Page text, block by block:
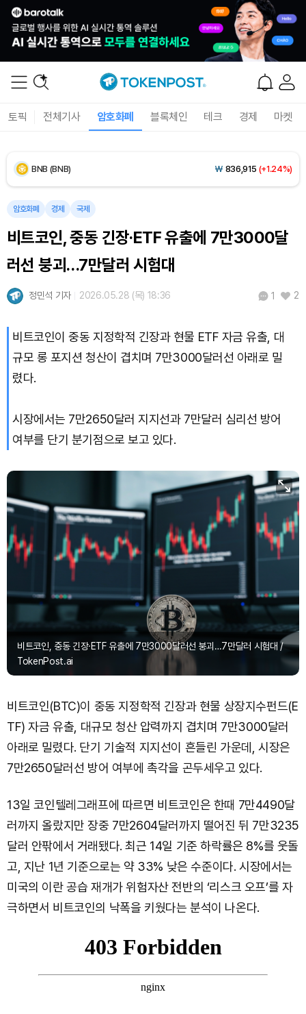
토픽 전체기사 암호화폐 블록체인 테크 경제 마켓
Dogecoin (DOGE) 98.86(+1.46%)
BNB (BNB) ₩ 836,915 (+1.24%)
USDC (USDC)
XRP (XRP) ₩1,456(+0.65%)
Solana (SOL)
Hyperliquid (HYPE) ₩76,534(-2.31%)
Dogecoin (DOGE)
암호화폐 경제 국제
비트코인, 중동 긴장·ETF 유출에 7만3000달
러선 붕괴…7만달러 시험대
정민석 기자 2026.05.28 (목) 18:36 1 2
비트코인이 중동 지정학적 긴장과 현물 ETF 자금 유출, 대
규모 롱 포지션 청산이 겹치며 7만3000달러선 아래로 밀
렸다.
시장에서는 7만2650달러 지지선과 7만달러 심리선 방어
여부를 단기 분기점으로 보고 있다.
비트코인, 중동 긴장·ETF 유출에 7만3000달러선 붕괴…7만달러 시험대 /
TokenPost.ai
비트코인(BTC)이 중동 지정학적 긴장과 현물 상장지수펀드(E
TF) 자금 유출, 대규모 청산 압력까지 겹치며 7만3000달러
아래로 밀렸다. 단기 기술적 지지선이 흔들린 가운데, 시장은
7만2650달러선 방어 여부에 촉각을 곤두세우고 있다.
13일 코인텔레그래프에 따르면 비트코인은 한때 7만4490달
러까지 올랐지만 장중 7만2604달러까지 떨어진 뒤 7만3235
달러 안팎에서 거래됐다. 최근 14일 기준 하락률은 8%를 웃돌
고, 지난 1년 기준으로는 약 33% 낮은 수준이다. 시장에서는
미국의 이란 공습 재개가 위험자산 전반의 ‘리스크 오프’를 자
극하면서 비트코인의 낙폭을 키웠다는 분석이 나온다.